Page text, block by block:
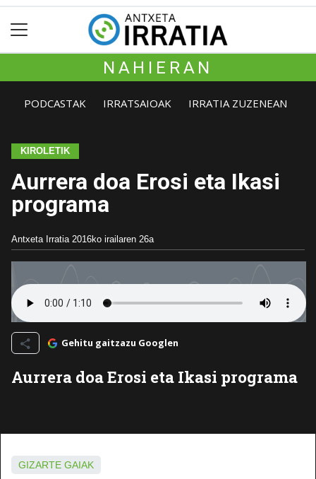
NAHIERAN
PODCASTAK IRRATSAIOAK IRRATIA ZUZENEAN
KIROLETIK
Aurrera doa Erosi eta Ikasi
programa
Antxeta Irratia 2016ko irailaren 26a
Gehitu gaitzazu Googlen
Aurrera doa Erosi eta Ikasi programa
GIZARTE GAIAK